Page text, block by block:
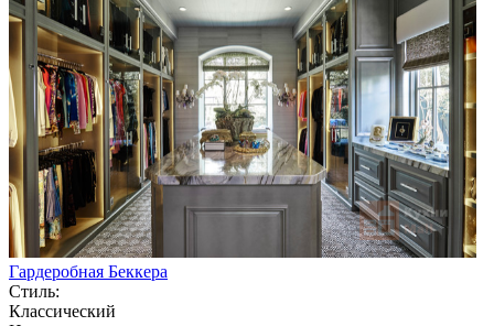
Гардеробная Беккера
Стиль:
Классический